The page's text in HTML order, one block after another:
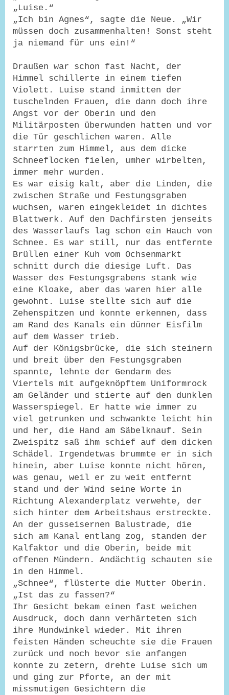
„Luise.“
„Ich bin Agnes“, sagte die Neue. „Wir
müssen doch zusammenhalten! Sonst steht
ja niemand für uns ein!“
Draußen war schon fast Nacht, der
Himmel schillerte in einem tiefen
Violett. Luise stand inmitten der
tuschelnden Frauen, die dann doch ihre
Angst vor der Oberin und den
Militärposten überwunden hatten und vor
die Tür geschlichen waren. Alle
starrten zum Himmel, aus dem dicke
Schneeflocken fielen, umher wirbelten,
immer mehr wurden.
Es war eisig kalt, aber die Linden, die
zwischen Straße und Festungsgraben
wuchsen, waren eingekleidet in dichtes
Blattwerk. Auf den Dachfirsten jenseits
des Wasserlaufs lag schon ein Hauch von
Schnee. Es war still, nur das entfernte
Brüllen einer Kuh vom Ochsenmarkt
schnitt durch die diesige Luft. Das
Wasser des Festungsgrabens stank wie
eine Kloake, aber das waren hier alle
gewohnt. Luise stellte sich auf die
Zehenspitzen und konnte erkennen, dass
am Rand des Kanals ein dünner Eisfilm
auf dem Wasser trieb.
Auf der Königsbrücke, die sich steinern
und breit über den Festungsgraben
spannte, lehnte der Gendarm des
Viertels mit aufgeknöpftem Uniformrock
am Geländer und stierte auf den dunklen
Wasserspiegel. Er hatte wie immer zu
viel getrunken und schwankte leicht hin
und her, die Hand am Säbelknauf. Sein
Zweispitz saß ihm schief auf dem dicken
Schädel. Irgendetwas brummte er in sich
hinein, aber Luise konnte nicht hören,
was genau, weil er zu weit entfernt
stand und der Wind seine Worte in
Richtung Alexanderplatz verwehte, der
sich hinter dem Arbeitshaus erstreckte.
An der gusseisernen Balustrade, die
sich am Kanal entlang zog, standen der
Kalfaktor und die Oberin, beide mit
offenen Mündern. Andächtig schauten sie
in den Himmel.
„Schnee“, flüsterte die Mutter Oberin.
„Ist das zu fassen?“
Ihr Gesicht bekam einen fast weichen
Ausdruck, doch dann verhärteten sich
ihre Mundwinkel wieder. Mit ihren
feisten Händen scheuchte sie die Frauen
zurück und noch bevor sie anfangen
konnte zu zetern, drehte Luise sich um
und ging zur Pforte, an der mit
missmutigen Gesichtern die